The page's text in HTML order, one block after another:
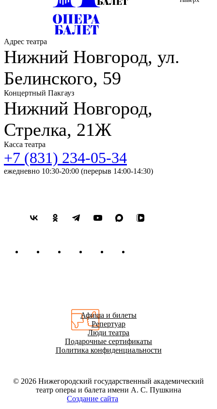
прозвучат со всем уважением и чуткостью. Это не будет
переосмыслением и перепевкой, а новым дыханием. Уверяем,
что вам понравится!
Мы приглашаем вас окунуться в атмосферу летнего вечера в
компании любимых песен. А также стать началом чего-то
большего, новой традиции встречаться с музыкой в
Адрес театра
Нижний Новгород, ул.
Белинского, 59
Концертный Пакгауз
Нижний Новгород,
Стрелка, 21Ж
Касса театра
+7 (831) 234-05-34
ежедневно 10:30-20:00 (перерыв 14:00-14:30)
Афиша и билеты
Репертуар
Люди театра
Подарочные сертификаты
Политика конфиденциальности
© 2026 Нижегородский государственный академический
театр оперы и балета имени А. С. Пушкина
Создание сайта